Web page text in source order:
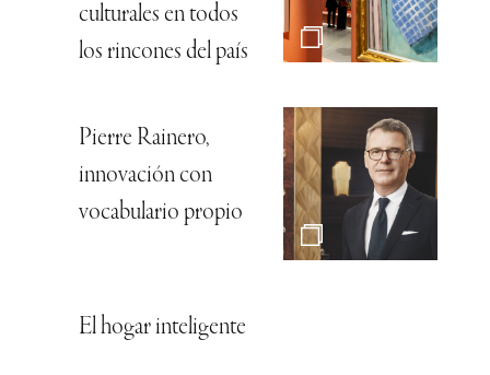
culturales en todos
los rincones del país
Pierre Rainero,
innovación con
vocabulario propio
El hogar inteligente